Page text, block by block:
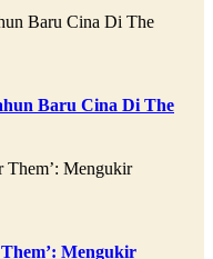
Baru Cina Di The
Mengukir